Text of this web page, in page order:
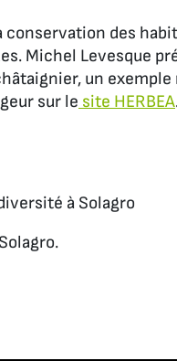
conservation des
Michel Levesque
un exemple
sur le site HERBEA
à Solagro